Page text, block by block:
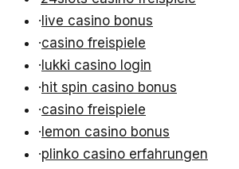
· live casino bonus
·casino freispiele
· lukki casino login
·hit spin casino bonus
·casino freispiele
· lemon casino bonus
·plinko casino erfahrungen